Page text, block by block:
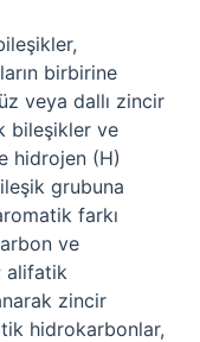
birbirine
veya dallı zincir
bileşikler ve
hidrojen (H)
grubuna
farkı
ve
alifatik
zincir
hidrokarbonlar,